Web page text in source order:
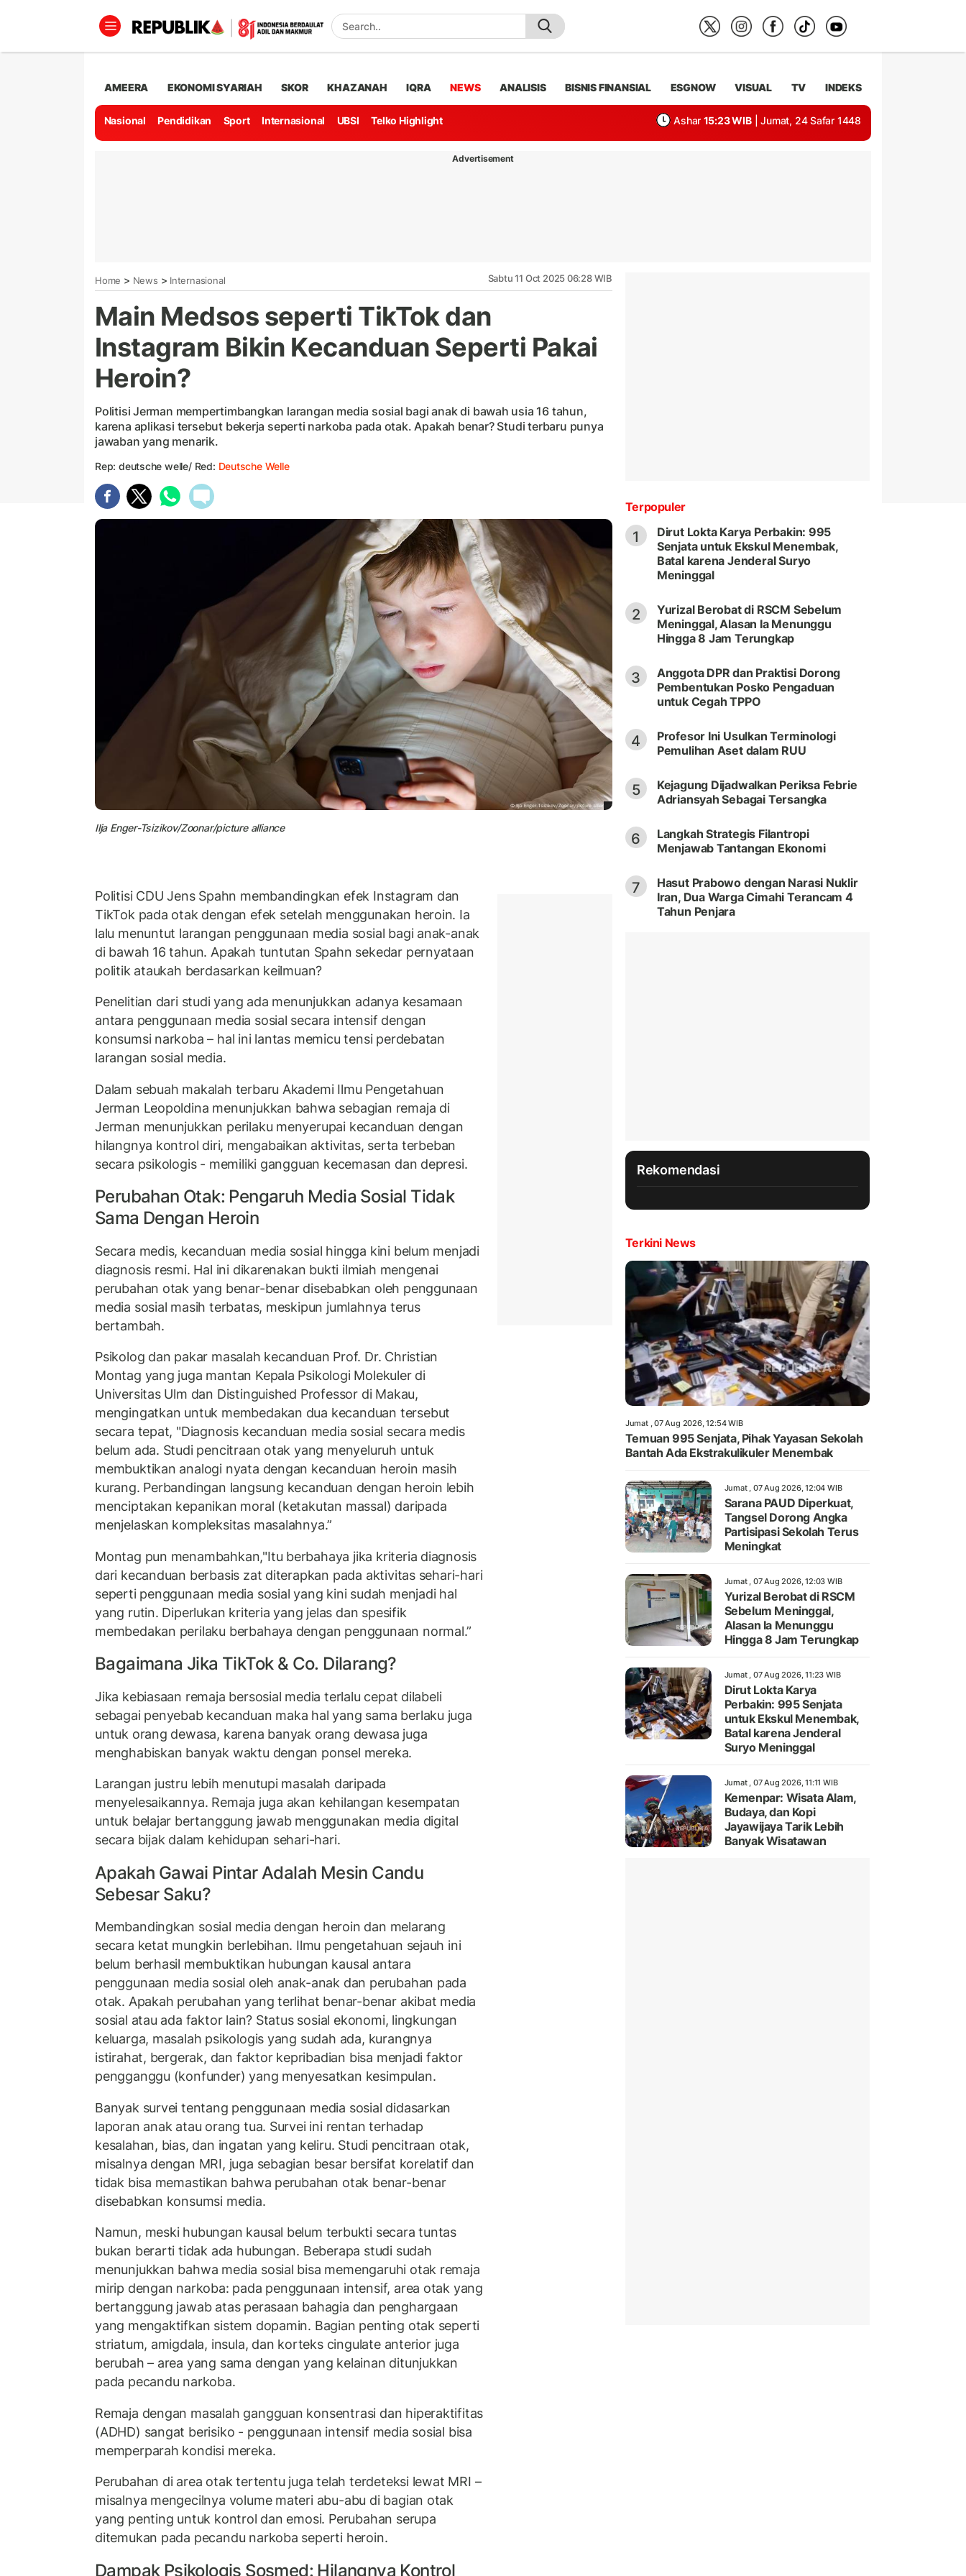
AMEERA EKONOMI SYARIAH SKOR KHAZANAH IQRA NEWS ANALISIS BISNIS FINANSIAL ESGNOW VISUAL TV INDEKS
Nasional Pendidikan Sport Internasional UBSI Telko Highlight Ashar 15:23 WIB | Jumat, 24 Safar 1448
Advertisement
Home > News > Internasional Sabtu 11 Oct 2025 06:28 WIB
Main Medsos seperti TikTok dan
Instagram Bikin Kecanduan Seperti Pakai
Heroin?
Politisi Jerman mempertimbangkan larangan media sosial bagi anak di bawah usia 16 tahun,
karena aplikasi tersebut bekerja seperti narkoba pada otak. Apakah benar? Studi terbaru punya
jawaban yang menarik.
Rep: deutsche welle/ Red: Deutsche Welle
Ilja Enger-Tsizikov/Zoonar/picture alliance
Politisi CDU Jens Spahn membandingkan efek Instagram dan
TikTok pada otak dengan efek setelah menggunakan heroin. Ia
lalu menuntut larangan penggunaan media sosial bagi anak-anak
di bawah 16 tahun. Apakah tuntutan Spahn sekedar pernyataan
politik ataukah berdasarkan keilmuan?
Penelitian dari studi yang ada menunjukkan adanya kesamaan
antara penggunaan media sosial secara intensif dengan
konsumsi narkoba – hal ini lantas memicu tensi perdebatan
larangan sosial media.
Dalam sebuah makalah terbaru Akademi Ilmu Pengetahuan
Jerman Leopoldina menunjukkan bahwa sebagian remaja di
Jerman menunjukkan perilaku menyerupai kecanduan dengan
hilangnya kontrol diri, mengabaikan aktivitas, serta terbeban
secara psikologis - memiliki gangguan kecemasan dan depresi.
Perubahan Otak: Pengaruh Media Sosial Tidak
Sama Dengan Heroin
Secara medis, kecanduan media sosial hingga kini belum menjadi
diagnosis resmi. Hal ini dikarenakan bukti ilmiah mengenai
perubahan otak yang benar-benar disebabkan oleh penggunaan
media sosial masih terbatas, meskipun jumlahnya terus
bertambah.
Psikolog dan pakar masalah kecanduan Prof. Dr. Christian
Montag yang juga mantan Kepala Psikologi Molekuler di
Universitas Ulm dan Distinguished Professor di Makau,
mengingatkan untuk membedakan dua kecanduan tersebut
secara tepat, "Diagnosis kecanduan media sosial secara medis
belum ada. Studi pencitraan otak yang menyeluruh untuk
membuktikan analogi nyata dengan kecanduan heroin masih
kurang. Perbandingan langsung kecanduan dengan heroin lebih
menciptakan kepanikan moral (ketakutan massal) daripada
menjelaskan kompleksitas masalahnya.”
Montag pun menambahkan,"Itu berbahaya jika kriteria diagnosis
dari kecanduan berbasis zat diterapkan pada aktivitas sehari-hari
seperti penggunaan media sosial yang kini sudah menjadi hal
yang rutin. Diperlukan kriteria yang jelas dan spesifik
membedakan perilaku berbahaya dengan penggunaan normal.”
Bagaimana Jika TikTok & Co. Dilarang?
Jika kebiasaan remaja bersosial media terlalu cepat dilabeli
sebagai penyebab kecanduan maka hal yang sama berlaku juga
untuk orang dewasa, karena banyak orang dewasa juga
menghabiskan banyak waktu dengan ponsel mereka.
Larangan justru lebih menutupi masalah daripada
menyelesaikannya. Remaja juga akan kehilangan kesempatan
untuk belajar bertanggung jawab menggunakan media digital
secara bijak dalam kehidupan sehari-hari.
Apakah Gawai Pintar Adalah Mesin Candu
Sebesar Saku?
Membandingkan sosial media dengan heroin dan melarang
secara ketat mungkin berlebihan. Ilmu pengetahuan sejauh ini
belum berhasil membuktikan hubungan kausal antara
penggunaan media sosial oleh anak-anak dan perubahan pada
otak. Apakah perubahan yang terlihat benar-benar akibat media
sosial atau ada faktor lain? Status sosial ekonomi, lingkungan
keluarga, masalah psikologis yang sudah ada, kurangnya
istirahat, bergerak, dan faktor kepribadian bisa menjadi faktor
pengganggu (konfunder) yang menyesatkan kesimpulan.
Banyak survei tentang penggunaan media sosial didasarkan
laporan anak atau orang tua. Survei ini rentan terhadap
kesalahan, bias, dan ingatan yang keliru. Studi pencitraan otak,
misalnya dengan MRI, juga sebagian besar bersifat korelatif dan
tidak bisa memastikan bahwa perubahan otak benar-benar
disebabkan konsumsi media.
Namun, meski hubungan kausal belum terbukti secara tuntas
bukan berarti tidak ada hubungan. Beberapa studi sudah
menunjukkan bahwa media sosial bisa memengaruhi otak remaja
mirip dengan narkoba: pada penggunaan intensif, area otak yang
bertanggung jawab atas perasaan bahagia dan penghargaan
yang mengaktifkan sistem dopamin. Bagian penting otak seperti
striatum, amigdala, insula, dan korteks cingulate anterior juga
berubah – area yang sama dengan yang kelainan ditunjukkan
pada pecandu narkoba.
Remaja dengan masalah gangguan konsentrasi dan hiperaktifitas
(ADHD) sangat berisiko - penggunaan intensif media sosial bisa
memperparah kondisi mereka.
Perubahan di area otak tertentu juga telah terdeteksi lewat MRI –
misalnya mengecilnya volume materi abu-abu di bagian otak
yang penting untuk kontrol dan emosi. Perubahan serupa
ditemukan pada pecandu narkoba seperti heroin.
Dampak Psikologis Sosmed: Hilangnya Kontrol
Terpopuler
1
Dirut Lokta Karya Perbakin: 995
Senjata untuk Ekskul Menembak,
Batal karena Jenderal Suryo
Meninggal
2
Yurizal Berobat di RSCM Sebelum
Meninggal, Alasan Ia Menunggu
Hingga 8 Jam Terungkap
3
Anggota DPR dan Praktisi Dorong
Pembentukan Posko Pengaduan
untuk Cegah TPPO
4
Profesor Ini Usulkan Terminologi
Pemulihan Aset dalam RUU
5
Kejagung Dijadwalkan Periksa Febrie
Adriansyah Sebagai Tersangka
6
Langkah Strategis Filantropi
Menjawab Tantangan Ekonomi
7
Hasut Prabowo dengan Narasi Nuklir
Iran, Dua Warga Cimahi Terancam 4
Tahun Penjara
Rekomendasi
Terkini News
Jumat , 07 Aug 2026, 12:54 WIB
Temuan 995 Senjata, Pihak Yayasan Sekolah
Bantah Ada Ekstrakulikuler Menembak
Jumat , 07 Aug 2026, 12:04 WIB
Sarana PAUD Diperkuat,
Tangsel Dorong Angka
Partisipasi Sekolah Terus
Meningkat
Jumat , 07 Aug 2026, 12:03 WIB
Yurizal Berobat di RSCM
Sebelum Meninggal,
Alasan Ia Menunggu
Hingga 8 Jam Terungkap
Jumat , 07 Aug 2026, 11:23 WIB
Dirut Lokta Karya
Perbakin: 995 Senjata
untuk Ekskul Menembak,
Batal karena Jenderal
Suryo Meninggal
Jumat , 07 Aug 2026, 11:11 WIB
Kemenpar: Wisata Alam,
Budaya, dan Kopi
Jayawijaya Tarik Lebih
Banyak Wisatawan